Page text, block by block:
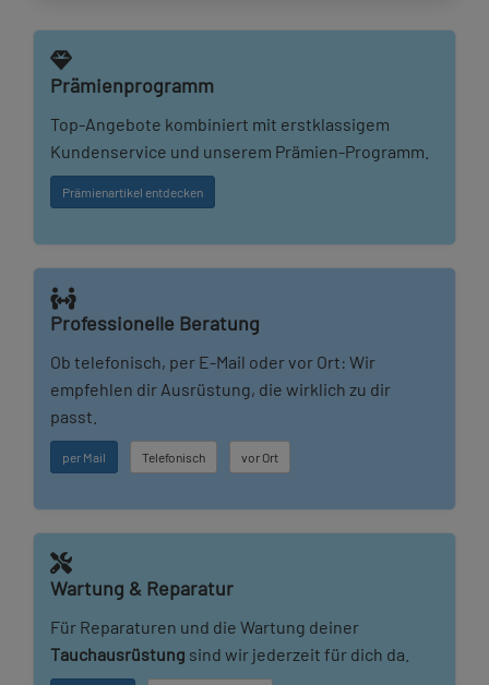
Prämienprogramm
Top-Angebote kombiniert mit erstklassigem
Kundenservice und unserem Prämien-Programm.
Prämienartikel entdecken
Professionelle Beratung
Ob telefonisch, per E-Mail oder vor Ort: Wir
empfehlen dir Ausrüstung, die wirklich zu dir
passt.
per Mail Telefonisch vor Ort
Wartung & Reparatur
Für Reparaturen und die Wartung deiner
Tauchausrüstung sind wir jederzeit für dich da.